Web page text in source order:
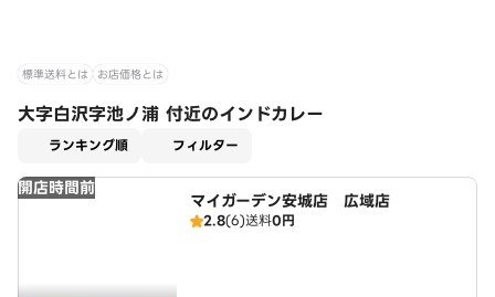
標準送料とは お店価格とは
大字白沢字池ノ浦 付近のインドカレー
ランキング順 フィルター
開店時間前
マイガーデン安城店 広域店
2.8(6)送料0円